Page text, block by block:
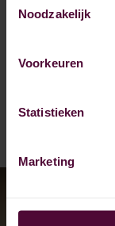
Noodzakelijk
Voorkeuren
Statistieken
Marketing
Duur
10